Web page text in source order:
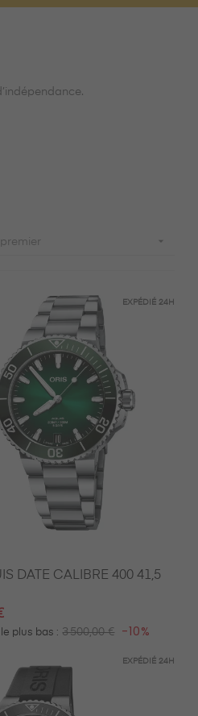

EXPÉDIÉ24H
DATE CALIBRE 400 41,5
plus bas : 3 500,00 € -10%
EXPÉDIÉ24H